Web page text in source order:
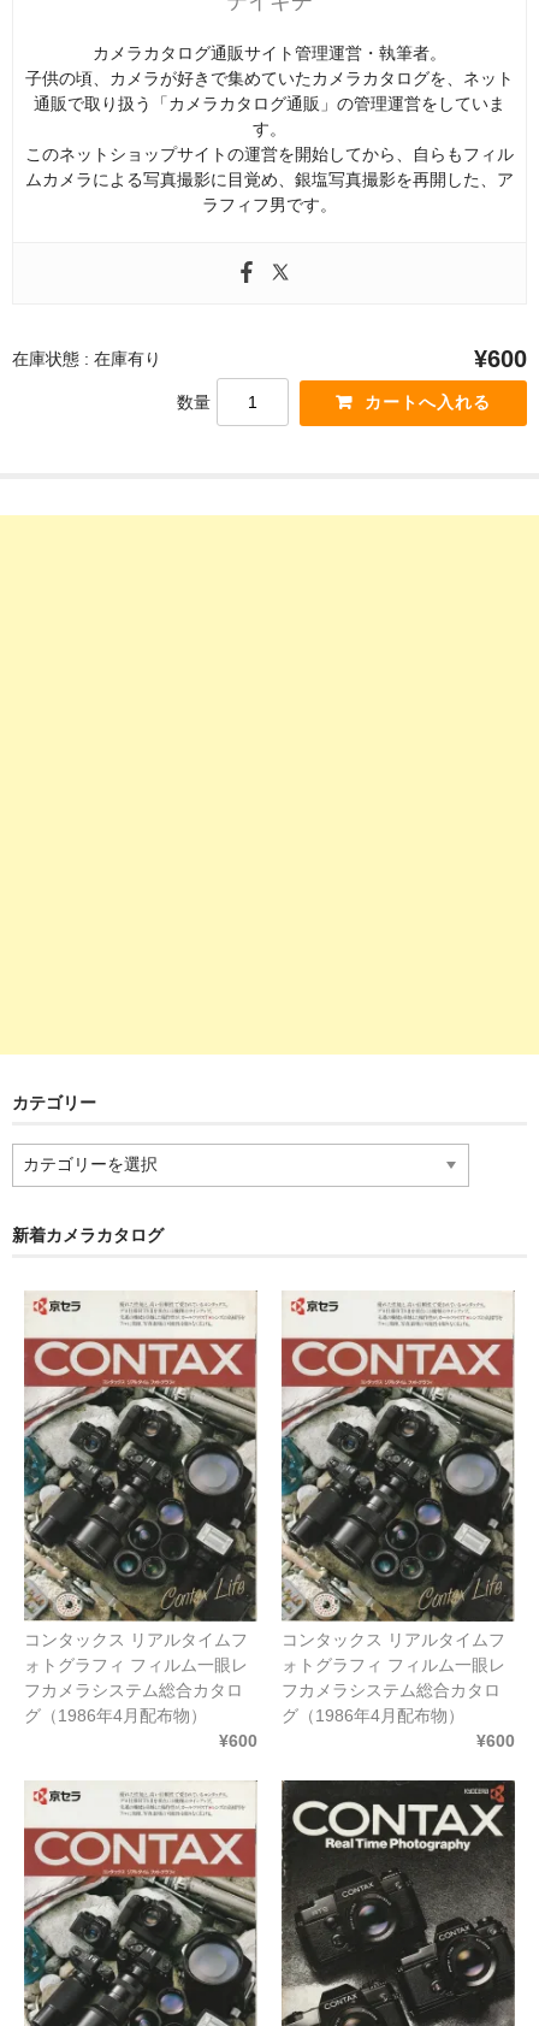
カメラカタログ通販サイト管理運営・執筆者。
子供の頃、カメラが好きで集めていたカメラカタログを、ネット
通販で取り扱う「カメラカタログ通販」の管理運営をしていま
す。
このネットショップサイトの運営を開始してから、自らもフィル
ムカメラによる写真撮影に目覚め、銀塩写真撮影を再開した、ア
ラフィフ男です。
在庫状態 : 在庫有り ¥600
数量
カテゴリー
リ
新着カメラカタログ
コンタックス リアルタイムフ
ォトグラフィ フィルム一眼レ
フカメラシステム総合カタロ
グ（1986年4月配布物）
¥600
コンタックス リアルタイムフ
ォトグラフィ フィルム一眼レ
フカメラシステム総合カタロ
グ（1986年4月配布物）
¥600